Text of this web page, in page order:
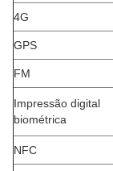
4G
GPS
FM
Impressão digital
biométrica
NFC